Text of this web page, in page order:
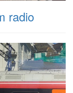
radio